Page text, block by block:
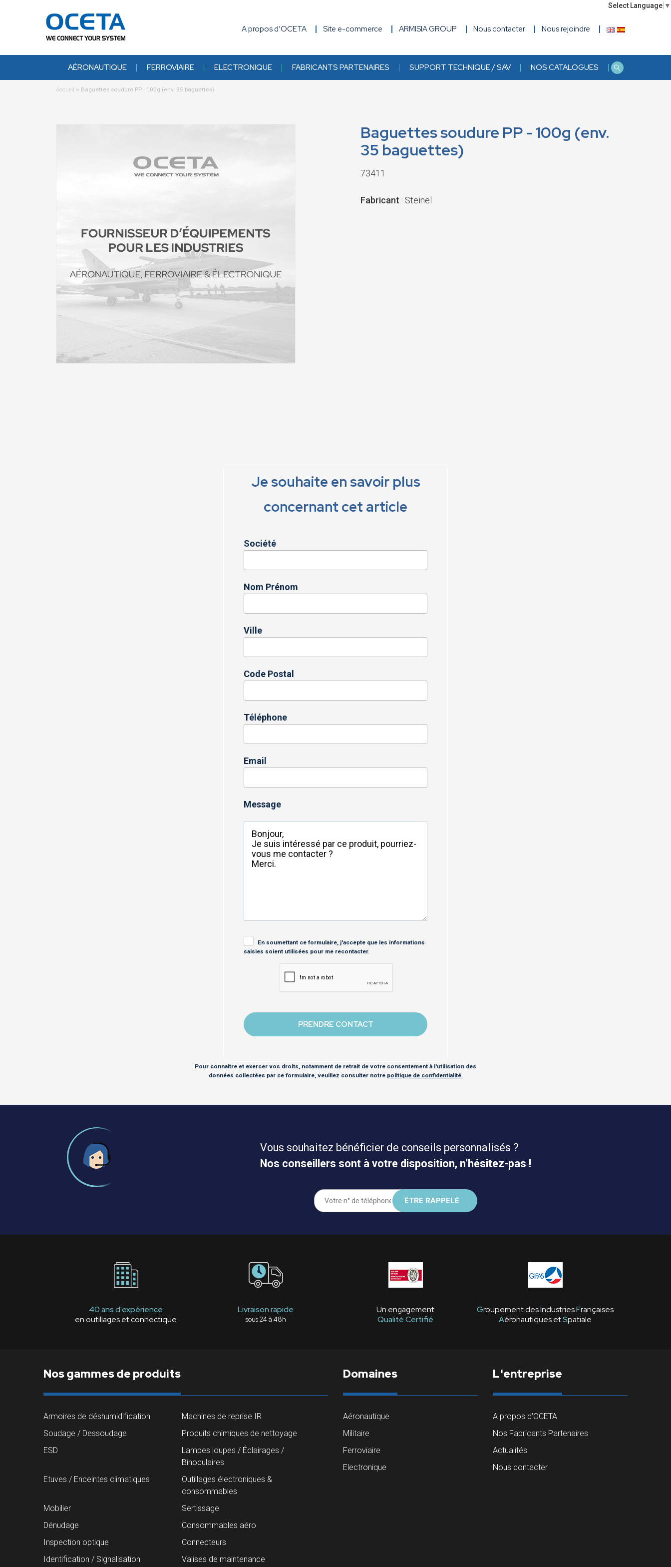
Select Language ▼
A propos d’OCETA Site e-commerce ARMISIA GROUP Nous contacter Nous rejoindre
AÉRONAUTIQUE FERROVIAIRE ELECTRONIQUE FABRICANTS PARTENAIRES SUPPORT TECHNIQUE / SAV NOS CATALOGUES
Accueil > Baguettes soudure PP - 100g (env. 35 baguettes)
Baguettes soudure PP - 100g (env.
35 baguettes)
73411
Fabricant : Steinel
Je souhaite en savoir plus
concernant cet article
Société
Nom Prénom
Ville
Code Postal
Téléphone
Email
Message
En soumettant ce formulaire, j'accepte que les informations
saisies soient utilisées pour me recontacter.
Pour connaître et exercer vos droits, notamment de retrait de votre consentement à l'utilisation des
données collectées par ce formulaire, veuillez consulter notre politique de confidentialité.
Vous souhaitez bénéficier de conseils personnalisés ?
Nos conseillers sont à votre disposition, n’hésitez-pas !
40 ans d'expérience
en outillages et connectique
Livraison rapide
sous 24 à 48h
Un engagement
Qualité Certifié
Groupement desIndustriesFrançaises
Aéronautiques etSpatiale
Nos gammes de produits
Armoires de déshumidification
Machines de reprise IR
Soudage / Dessoudage
Produits chimiques de nettoyage
ESD
Lampes loupes / Éclairages /
Binoculaires
Etuves / Enceintes climatiques
Outillages électroniques &
consommables
Mobilier
Sertissage
Dénudage
Consommables aéro
Inspection optique
Connecteurs
Identification / Signalisation
Valises de maintenance
Domaines
Aéronautique
Militaire
Ferroviaire
Electronique
L'entreprise
A propos d'OCETA
Nos Fabricants Partenaires
Actualités
Nous contacter